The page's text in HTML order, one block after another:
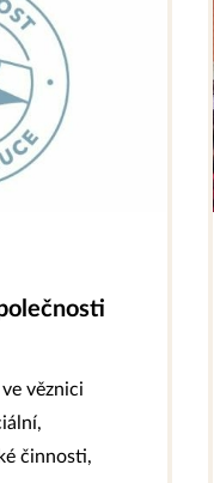
věznici
činnosti,